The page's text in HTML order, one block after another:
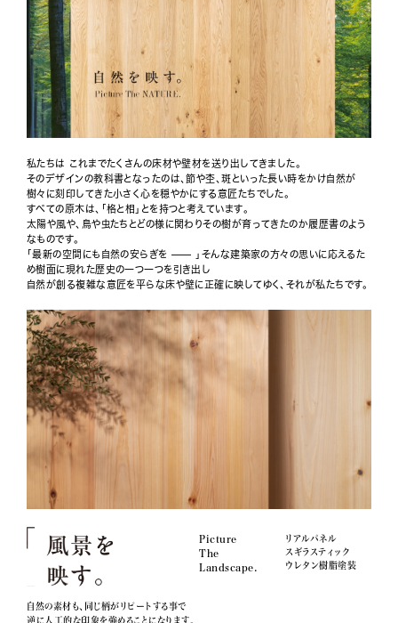
私たちは これまでたくさんの床材や壁材を送り出してきました。
そのデザインの教科書となったのは、節や杢、斑といった長い時をかけ自然が
樹々に刻印してきた小さく心を穏やかにする意匠たちでした。
すべての原木は、「格と相」とを持つと考えています。
太陽や風や、鳥や虫たちとどの様に関わりその樹が育ってきたのか履歴書のよう
なものです。
「最新の空間にも自然の安らぎを —— 」そんな建築家の方々の思いに応えるた
め樹面に現れた歴史の一つ一つを引き出し
自然が創る複雑な意匠を平らな床や壁に正確に映してゆく、それが私たちです。
Picture
The
Landscape.
リアルパネル
スギラスティック
ウレタン樹脂塗装
自然の素材も、同じ柄がリピートする事で
逆に人工的な印象を強めることになります。